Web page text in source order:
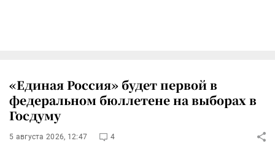
«Единая Россия» будет первой в
федеральном бюллетене на выборах в
Госдуму
5 августа 2026, 12:47 4